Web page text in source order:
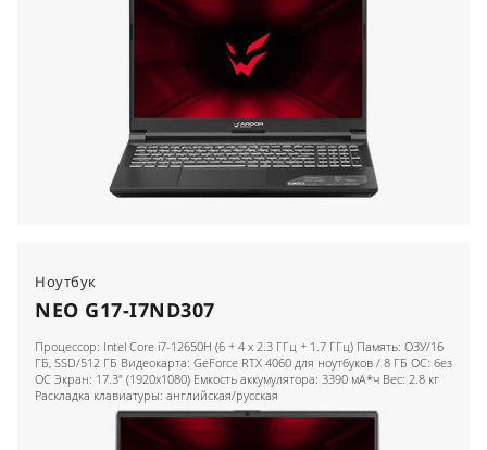
Ноутбук
NEO G17-I7ND307
Процессор: Intel Core i7-12650H (6 + 4 x 2.3 ГГц + 1.7 ГГц) Память: ОЗУ/16
ГБ, SSD/512 ГБ Видеокарта: GeForce RTX 4060 для ноутбуков / 8 ГБ ОС: без
ОС Экран: 17.3" (1920x1080) Емкость аккумулятора: 3390 мА*ч Вес: 2.8 кг
Раскладка клавиатуры: английская/русская